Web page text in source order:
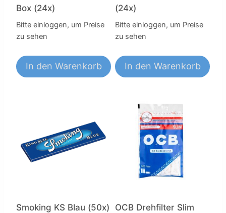
Box (24x)
Bitte einloggen, um Preise
zu sehen
In den Warenkorb
(24x)
Bitte einloggen, um Preise
zu sehen
In den Warenkorb
Smoking KS Blau (50x)
OCB Drehfilter Slim